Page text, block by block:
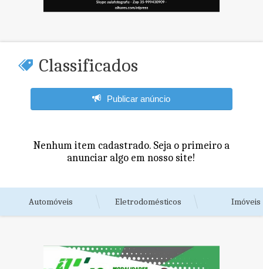
Classificados
Publicar anúncio
Nenhum item cadastrado. Seja o primeiro a
anunciar algo em nosso site!
Automóveis Eletrodomésticos Imóveis